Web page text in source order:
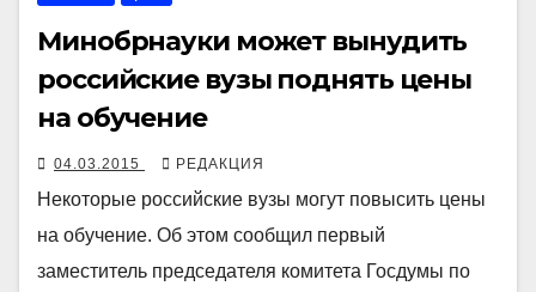
Минобрнауки может вынудить
российские вузы поднять цены
на обучение
04.03.2015 РЕДАКЦИЯ
Некоторые российские вузы могут повысить цены
на обучение. Об этом сообщил первый
заместитель председателя комитета Госдумы по